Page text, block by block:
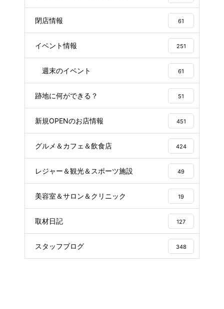
閉店情報 61
イベント情報 251
週末のイベント 61
跡地に何ができる？ 51
新規OPENのお店情報 451
グルメ＆カフェ＆飲食店 424
レジャー＆観光＆スポーツ施設 49
美容室＆サロン＆クリニック 19
取材日記 127
スタッフブログ 348